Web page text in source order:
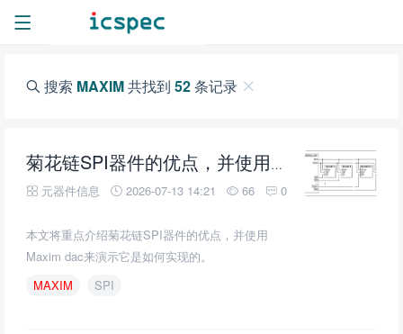
搜索 MAXIM共找到 52条记录
菊花链SPI器件的优点，并使用
Maximdac来演
元器件信息 2026-07-13 14:21 66 0
本文将重点介绍菊花链SPI器件的优点，并使用
Maxim dac来演示它是如何实现的。
MAXIM
SPI